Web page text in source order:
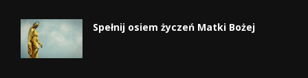
Spełnij osiem życzeń Matki Bożej